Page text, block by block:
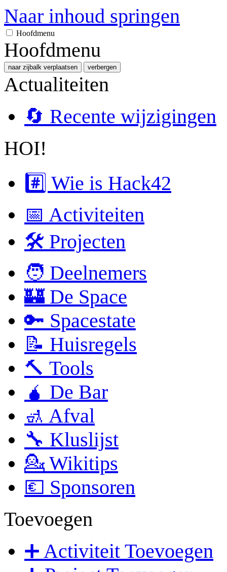
Naar inhoud springen
Hoofdmenu
Hoofdmenu
naar zijbalk verplaatsen verbergen
Actualiteiten
🔄 Recente wijzigingen
HOI!
#️⃣ Wie is Hack42
📅 Activiteiten
🛠 Projecten
🧑 Deelnemers
🏰 De Space
🔑 Spacestate
📝 Huisregels
🔨 Tools
🧉 De Bar
🚮 Afval
🔧 Kluslijst
💁 Wikitips
💶 Sponsoren
Toevoegen
➕ Activiteit Toevoegen